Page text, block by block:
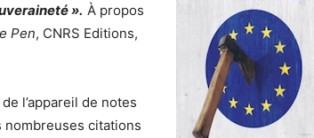
». À propos
Pen, CNRS Editions,
l’appareil de notes
citations